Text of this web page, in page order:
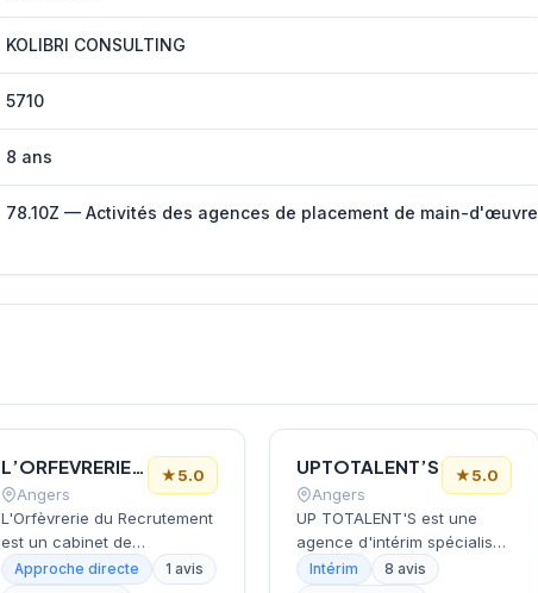
KOLIBRI CONSULTING
5710
8 ans
78.10Z — Activités des agences de placement de main-d'œuvre
L’ORFEVRERIE DU RECRUTEMENT
Angers
★5.0
L'Orfèvrerie du Recrutement
est un cabinet de
recrutement basé à Angers.
Approche directe
1 avis
UPTOTALENT’S
Angers
★5.0
UP TOTALENT'S est une
agence d'intérim spécialisée
dans l'insertion
Intérim
8 avis